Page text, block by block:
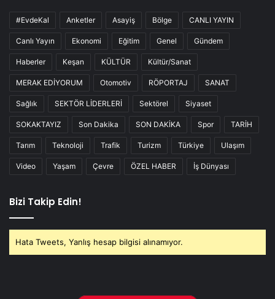
#EvdeKal Anketler Asayiş Bölge CANLI YAYIN
Canlı Yayın Ekonomi Eğitim Genel Gündem
Haberler Keşan KÜLTÜR Kültür/Sanat
MERAK EDİYORUM Otomotiv RÖPORTAJ SANAT
Sağlık SEKTÖR LİDERLERİ Sektörel Siyaset
SOKAKTAYIZ Son Dakika SON DAKİKA Spor TARİH
Tarım Teknoloji Trafik Turizm Türkiye Ulaşım
Video Yaşam Çevre ÖZEL HABER İş Dünyası
Bizi Takip Edin!
Hata Tweets, Yanlış hesap bilgisi alınamıyor.